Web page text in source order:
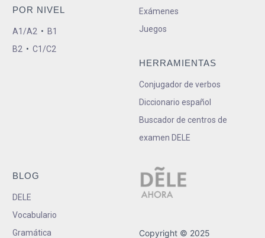
POR NIVEL
A1/A2 • B1
B2 • C1/C2
Exámenes
Juegos
HERRAMIENTAS
Conjugador de verbos
Diccionario español
Buscador de centros de
examen DELE
BLOG
DELE
Vocabulario
Gramática
Copyright © 2025